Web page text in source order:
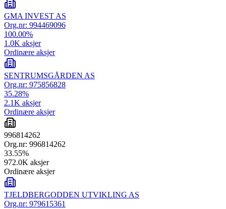
GMA INVEST AS
Org.nr: 994469096
100.00%
1.0K aksjer
Ordinære aksjer
SENTRUMSGÅRDEN AS
Org.nr: 975856828
35.28%
2.1K aksjer
Ordinære aksjer
996814262
Org.nr: 996814262
33.55%
972.0K aksjer
Ordinære aksjer
TJELDBERGODDEN UTVIKLING AS
Org.nr: 979615361